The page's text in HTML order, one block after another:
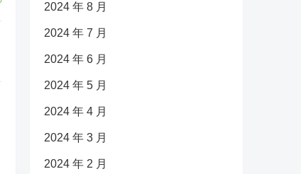
2024 年 8 月
2024 年 7 月
2024 年 6 月
2024 年 5 月
2024 年 4 月
2024 年 3 月
2024 年 2 月